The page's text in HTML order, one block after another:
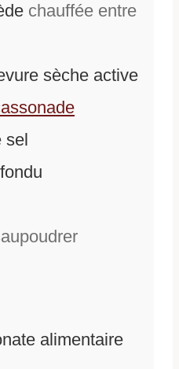
chauffée entre
sèche active
sel
alimentaire